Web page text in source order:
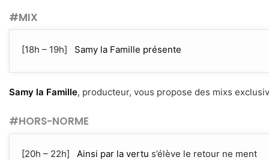
#MIX
[18h – 19h] Samy la Famille présente
Samy la Famille, producteur, vous propose des mixs
#HORS-NORME
[20h – 22h] Ainsi par la vertu s’élève le retour ne ment